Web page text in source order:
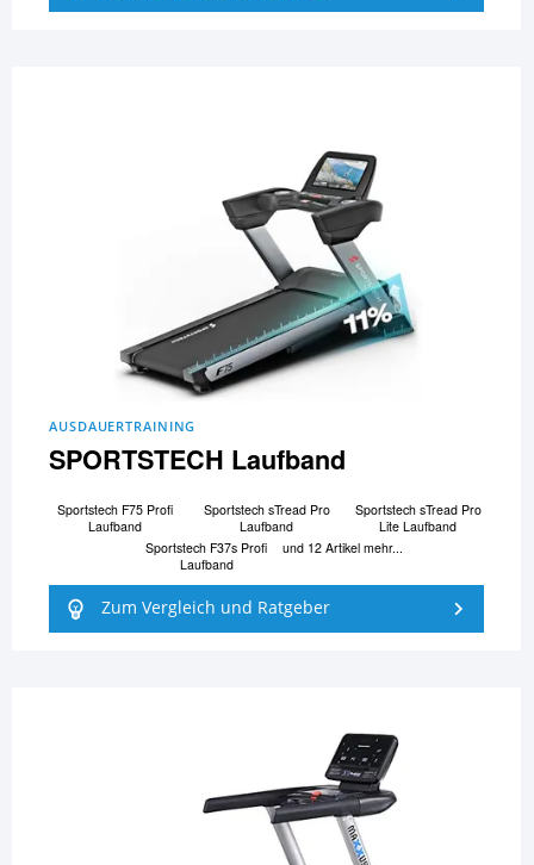
AUSDAUERTRAINING
SPORTSTECH Laufband
Sportstech F75 Profi
Laufband
Sportstech sTread Pro
Laufband
Sportstech sTread Pro
Lite Laufband
Sportstech F37s Profi
Laufband
und 12 Artikel mehr...
Zum Vergleich und Ratgeber